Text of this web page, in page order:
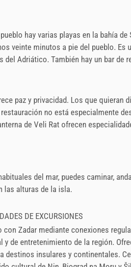
hay varias playas en la bahía
veinte minutos a pie del pueblo. Es
del Adriático. También hay un bar de
paz y privacidad. Los que quieran
no está especialmente
de Veli Rat ofrecen
del mar, puedes caminar,
las alturas de la isla.
DE EXCURSIONES
Zadar mediante conexiones
y de entretenimiento de la región.
destinos insulares y continentales.